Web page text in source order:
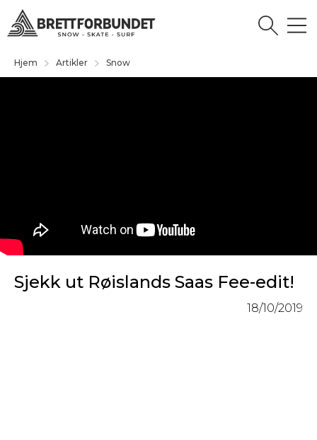
Hjem Artikler Snow
Sjekk ut Røislands Saas Fee-edit!
18/10/2019